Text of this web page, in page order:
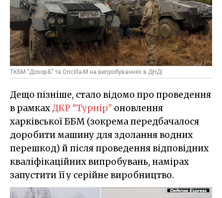
ТКБМ "Дозор-Б" та Oncilla-М на випробуваннях в ДНДІ
Дещо пізніше, стало відомо про проведення
в рамках ДКР "Турнір" оновлення
харківської ББМ (зокрема передбачалося
доробити машину для здолання водних
перешкод) й після проведення відповідних
кваліфікаційних випробувань, намірах
запустити її у серійне виробництво.